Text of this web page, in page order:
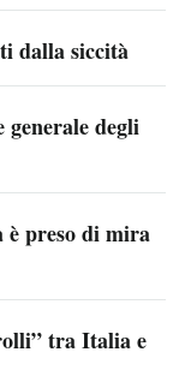
dalla siccità
degli
è preso di mira
tra Italia e